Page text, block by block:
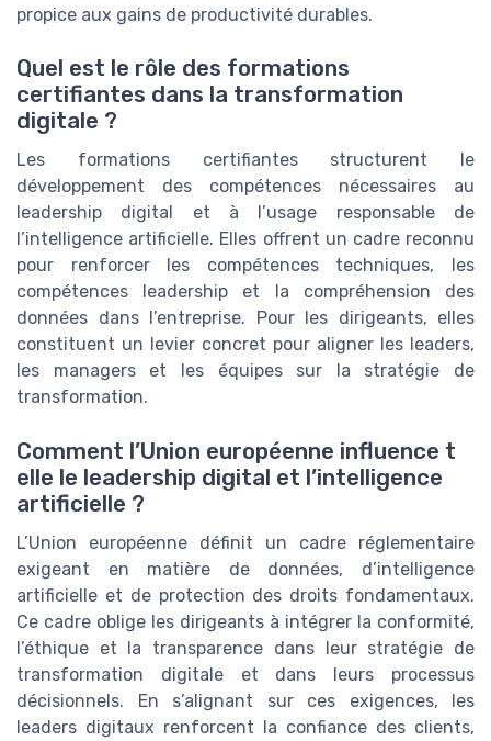
propice aux gains de productivité durables.
Quel est le rôle des formations
certifiantes dans la transformation
digitale ?
Les formations certifiantes structurent le
développement des compétences nécessaires au
leadership digital et à l’usage responsable de
l’intelligence artificielle. Elles offrent un cadre reconnu
pour renforcer les compétences techniques, les
compétences leadership et la compréhension des
données dans l’entreprise. Pour les dirigeants, elles
constituent un levier concret pour aligner les leaders,
les managers et les équipes sur la stratégie de
transformation.
Comment l’Union européenne influence t
elle le leadership digital et l’intelligence
artificielle ?
L’Union européenne définit un cadre réglementaire
exigeant en matière de données, d’intelligence
artificielle et de protection des droits fondamentaux.
Ce cadre oblige les dirigeants à intégrer la conformité,
l’éthique et la transparence dans leur stratégie de
transformation digitale et dans leurs processus
décisionnels. En s’alignant sur ces exigences, les
leaders digitaux renforcent la confiance des clients,